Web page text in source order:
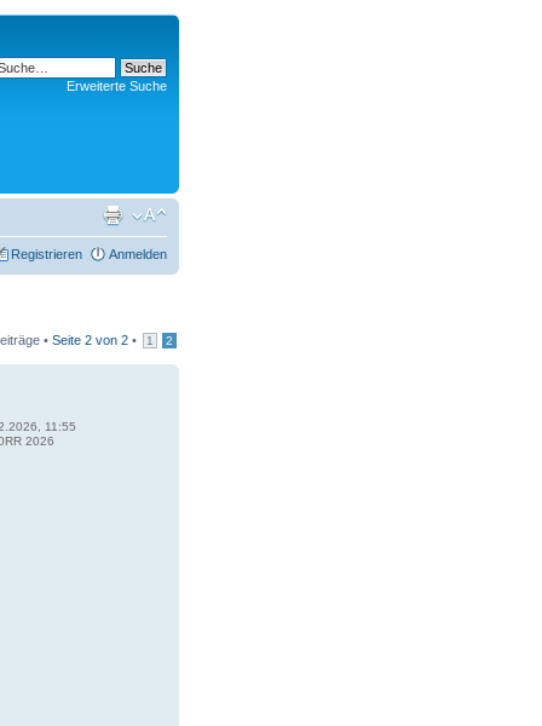
Erweiterte Suche
Registrieren Anmelden
• Seite 2 von 2 • 1 2
11:55
2026